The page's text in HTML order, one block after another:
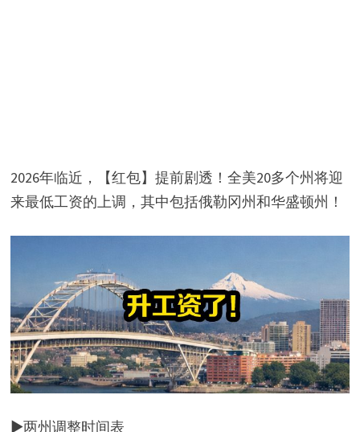
2026年临近，【红包】提前剧透！全美20多个州将迎
来最低工资的上调，其中包括俄勒冈州和华盛顿州！
▶两州调整时间表